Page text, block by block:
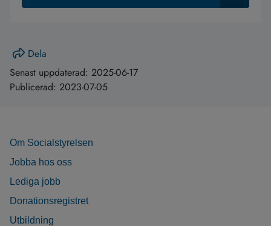
Dela
Senast uppdaterad: 2025-06-17
Publicerad: 2023-07-05
Om Socialstyrelsen
Jobba hos oss
Lediga jobb
Donationsregistret
Utbildning